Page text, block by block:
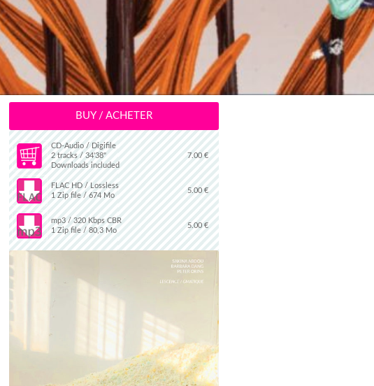
BUY / ACHETER
CD-Audio / Digifile
2 tracks / 34'38"
Downloads included
7.00 €
FLAC HD / Lossless
1 Zip file / 674 Mo
5.00 €
mp3 / 320 Kbps CBR
1 Zip file / 80,3 Mo
5.00 €